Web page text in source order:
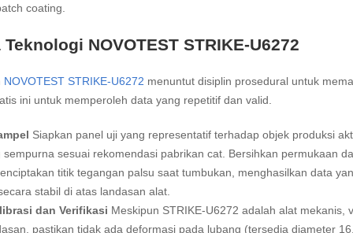
coating.
NOVOTEST STRIKE-U6272
NOVOTEST STRIKE-U6272 menuntut disiplin prosedural untuk
ini untuk memperoleh data yang repetitif dan valid.
Siapkan panel uji yang representatif terhadap objek produksi
sempurna sesuai rekomendasi pabrikan cat. Bersihkan permukaan
titik tegangan palsu saat tumbukan, menghasilkan data
stabil di atas landasan alat.
dan Verifikasi Meskipun STRIKE-U6272 adalah alat mekanis,
pastikan tidak ada deformasi pada lubang (tersedia diameter